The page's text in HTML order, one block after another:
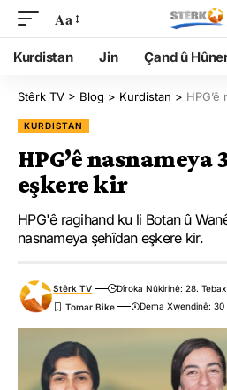
Aa
Kurdistan Jin Çand û
Stêrk TV > Blog > Kurdistan > HPG’ê
KURDISTAN
HPG’ê nasnameya
eşkere kir
HPG'ê ragihand ku li Botan û
nasnameya şehîdan eşkere kir.
Stêrk TV
Dîroka Nûkirinê: 28.
Dema Xwendinê: 30